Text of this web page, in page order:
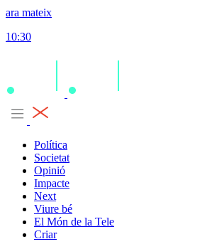
ara mateix
10:30
Política
Societat
Opinió
Impacte
Next
Viure bé
El Món de la Tele
Criar